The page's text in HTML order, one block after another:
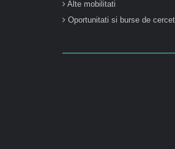
Alte mobilitati
Oportunitati si burse de